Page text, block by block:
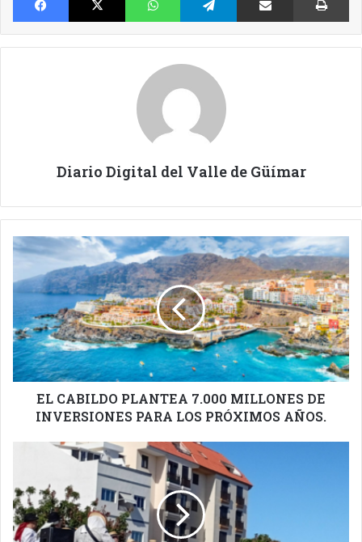
Diario Digital del Valle de Güímar
EL
CABILDO
PLANTEA
7.000
MILLONES
DE
INVERSIONES
PARA
LOS
PRÓXIMOS
AÑOS.
EL CABILDO PLANTEA 7.000 MILLONES DE
INVERSIONES PARA LOS PRÓXIMOS AÑOS.
MAYORES
Y
GÜÍMAR
DISFRUTARON